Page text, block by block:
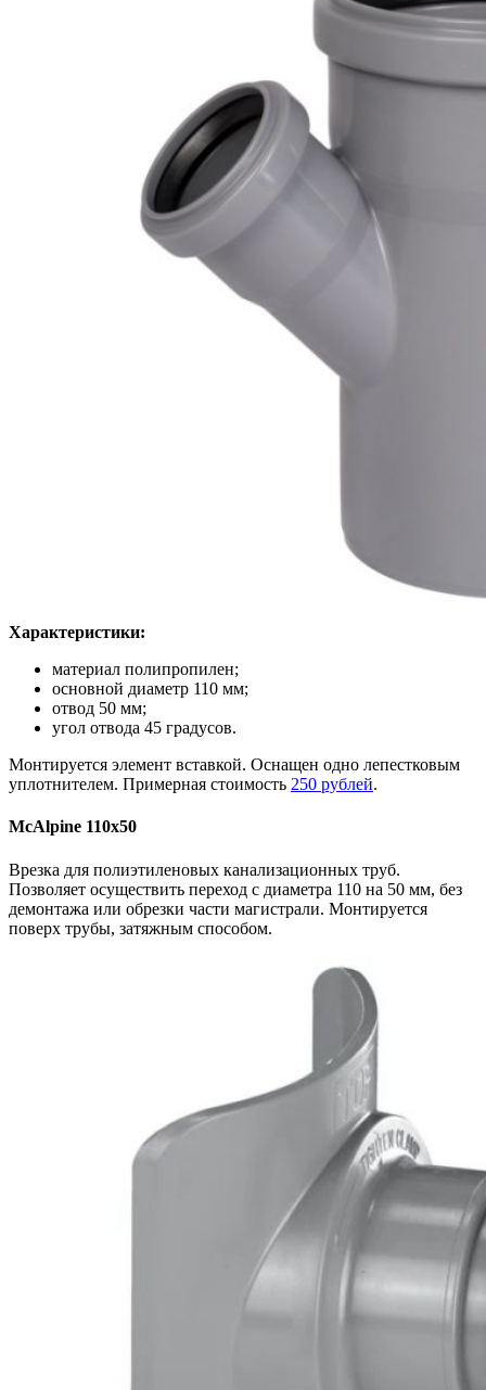
Характеристики:
материал полипропилен;
основной диаметр 110 мм;
отвод 50 мм;
угол отвода 45 градусов.
Монтируется элемент вставкой. Оснащен одно лепестковым
уплотнителем. Примерная стоимость 250 рублей.
McAlpine 110х50
Врезка для полиэтиленовых канализационных труб.
Позволяет осуществить переход с диаметра 110 на 50 мм, без
демонтажа или обрезки части магистрали. Монтируется
поверх трубы, затяжным способом.